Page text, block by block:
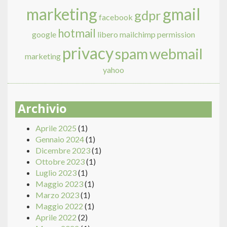
marketing facebook gdpr gmail
google hotmail libero mailchimp permission
marketing privacyspamwebmail
yahoo
Archivio
Aprile 2025 (1)
Gennaio 2024(1)
Dicembre 2023(1)
Ottobre 2023(1)
Luglio 2023(1)
Maggio 2023(1)
Marzo 2023(1)
Maggio 2022 (1)
Aprile 2022 (2)